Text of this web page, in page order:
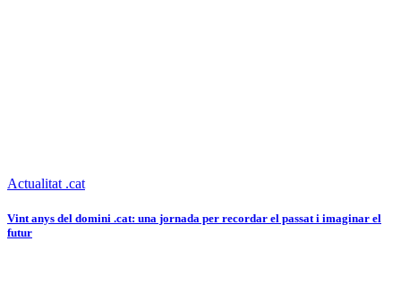
Actualitat .cat
Vint anys del domini .cat: una jornada per recordar el passat i imaginar el
futur